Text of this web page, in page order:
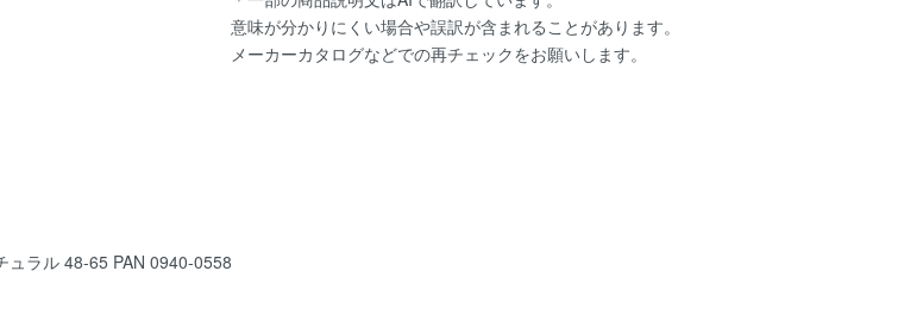
意味が分かりにくい場合や誤訳が含まれることがあります。
メーカーカタログなどでの再チェックをお願いします。
ュラル 48-65 PAN 0940-0558